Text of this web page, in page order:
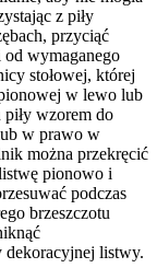
z piły
przyciąć
wymaganego
stołowej, której
w lewo lub
piły wzorem do
w prawo w
można przekręcić
pionowo i
podczas
brzeszczotu
dekoracyjnej listwy.